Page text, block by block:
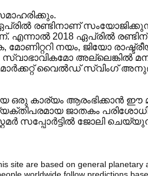
രണ്ടിനാണ്
2018 ഏപ്രിൽ രണ്ടിന്
നയം, ജിയോ
സ്വാഭാവികമോ
വൈൽഡ് സ്വിംഗ്
ഒരു കാര്യം
ജാതകം
സപ്പോർട്ടിൽ ജോലി
site are based on general